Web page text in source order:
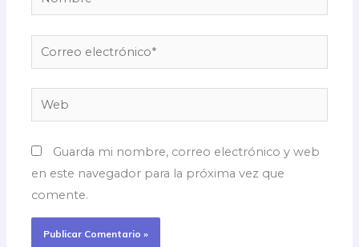
Correo
electrónico*
Web
Guarda mi nombre, correo electrónico y web
en este navegador para la próxima vez que
comente.